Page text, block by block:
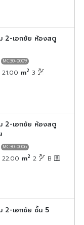
ม 2-เอกชัย ห้องสตู
MC30-0009
m2 3
ม 2-เอกชัย ห้องสตู
MC30-0006
m2 2 B
ม 2-เอกชัย ชั้น 5